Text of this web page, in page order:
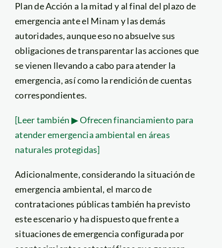
Plan de Acción a la mitad y al final del plazo de
emergencia ante el Minam y las demás
autoridades, aunque eso no absuelve sus
obligaciones de transparentar las acciones que
se vienen llevando a cabo para atender la
emergencia, así como la rendición de cuentas
correspondientes.
[Leer también ▶ Ofrecen financiamiento para
atender emergencia ambiental en áreas
naturales protegidas]
Adicionalmente, considerando la situación de
emergencia ambiental, el marco de
contrataciones públicas también ha previsto
este escenario y ha dispuesto que frente a
situaciones de emergencia configurada por